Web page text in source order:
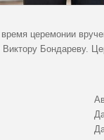
церемонии
Бондареву.